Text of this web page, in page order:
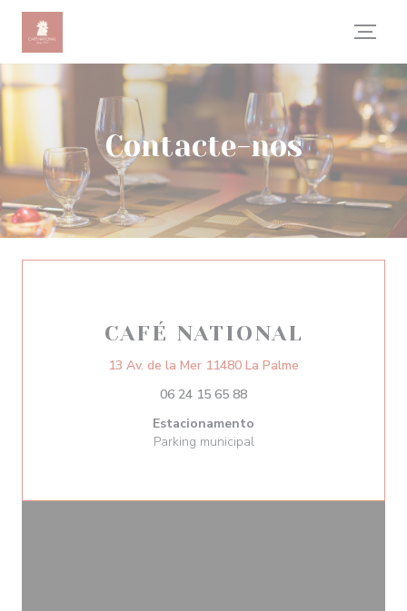
Painel de Gerenciamento de Cookies
Contacte-nos
CAFÉ NATIONAL
13 Av. de la Mer 11480 La Palme
06 24 15 65 88
Estacionamento
Parking municipal